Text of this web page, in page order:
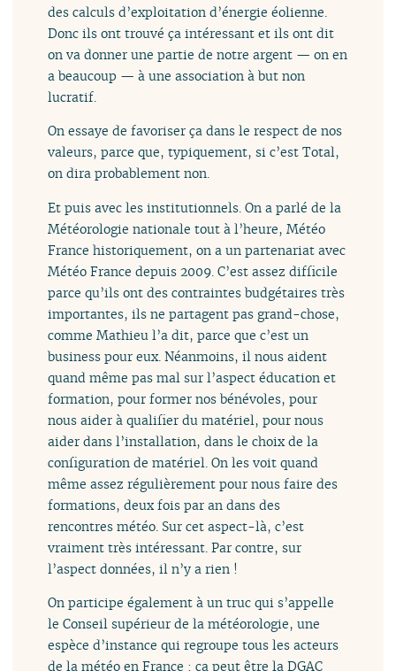
des calculs d’exploitation d’énergie éolienne.
Donc ils ont trouvé ça intéressant et ils ont dit
on va donner une partie de notre argent — on en
a beaucoup — à une association à but non
lucratif.
On essaye de favoriser ça dans le respect de nos
valeurs, parce que, typiquement, si c’est Total,
on dira probablement non.
Et puis avec les institutionnels. On a parlé de la
Météorologie nationale tout à l’heure, Météo
France historiquement, on a un partenariat avec
Météo France depuis 2009. C’est assez difficile
parce qu’ils ont des contraintes budgétaires très
importantes, ils ne partagent pas grand-chose,
comme Mathieu l’a dit, parce que c’est un
business pour eux. Néanmoins, il nous aident
quand même pas mal sur l’aspect éducation et
formation, pour former nos bénévoles, pour
nous aider à qualifier du matériel, pour nous
aider dans l’installation, dans le choix de la
configuration de matériel. On les voit quand
même assez régulièrement pour nous faire des
formations, deux fois par an dans des
rencontres météo. Sur cet aspect-là, c’est
vraiment très intéressant. Par contre, sur
l’aspect données, il n’y a rien !
On participe également à un truc qui s’appelle
le Conseil supérieur de la météorologie, une
espèce d’instance qui regroupe tous les acteurs
de la météo en France : ça peut être la DGAC